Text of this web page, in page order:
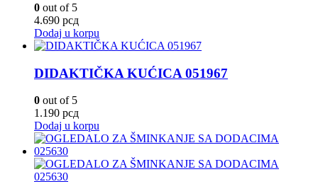
0 out of 5
4.690 рсд
Dodaj u korpu
DIDAKTIČKA KUĆICA 051967
0 out of 5
1.190 рсд
Dodaj u korpu